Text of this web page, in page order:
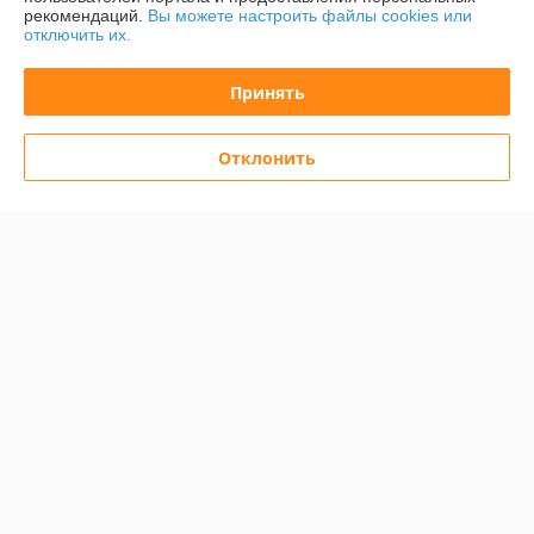
рекомендаций. Вы можете настроить файлы cookies или
отключить их.
Принять
Отклонить